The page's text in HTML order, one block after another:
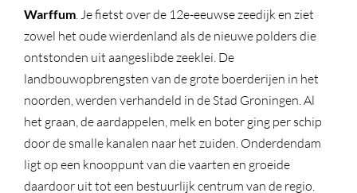
Warffum. Je fietst over de 12e-eeuwse zeedijk en ziet
zowel het oude wierdenland als de nieuwe polders die
ontstonden uit aangeslibde zeeklei. De
landbouwopbrengsten van de grote boerderijen in het
noorden, werden verhandeld in de Stad Groningen. Al
het graan, de aardappelen, melk en boter ging per schip
door de smalle kanalen naar het zuiden. Onderdendam
ligt op een knooppunt van die vaarten en groeide
daardoor uit tot een bestuurlijk centrum van de regio.